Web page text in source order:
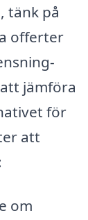
tänk på
offerter
jämföra
för
att
om